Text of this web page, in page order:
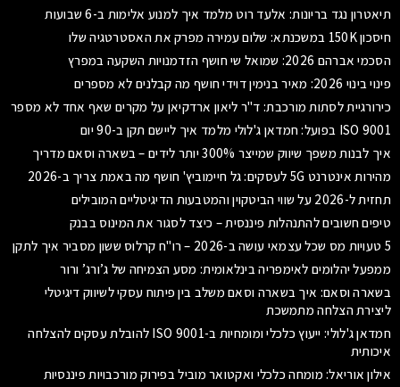
תיאטרון נגד בריונות: אלעד רוט מלמד איך למנוע אלימות ב-6 שבועות
חיסכון 150K במשכנתא: שלום עמירה מפרק את האסטרטגיה שלו
הסכמי אברהם 2026: שמואל שי חושף הזדמנויות השקעה במפרץ
פינוי בינוי 2026: מאיר בנימין דוידי חושף מה קבלנים לא מספרים
כירורגיית לסתות מורכבת: ד"ר ליאון ארדקיאן על מקרים שאף אחד לא מספר
ISO 9001 בפועל: חמדאן ג'לולי מלמד איך ליישם תקן ב-90 יום
איך לבנות משפך שיווק שמייצר 300% יותר לידים – בשארה וסאם מדריך
מהירות אינטרנט 5G לעסקים: גל חיימוביץ' חושף מה באמת צריך ב-2026
תחזית ל-2026 על שווי הביטקוין והמטבעות הדיגיטליים המובילים
טיפים חשובים להתנהלות פיננסית – כיצד לסגור את המינוס בבנק
5 טעויות מס שכל עצמאי עושה ב-2026 – רו"ח קרלוס ששון מסביר איך לתקן
ממפעל יהלומים לאימפריה בינלאומית: מסע הצמיחה של ג’ורג’ ורור
בשארה וסאם: איך בשארה וסאם משלב בין פיתוח עסקי לשיווק דיגיטלי
ליצירת הצלחה מתמשכת
חמדאן ג'לולי: ייעוץ כלכלי ומומחיות ב-ISO 9001 להובלת עסקים להצלחה
איכותית
אילון אוריאל: מומחה כלכלי ואקטואר מוביל בפירוק מורכבויות פיננסיות